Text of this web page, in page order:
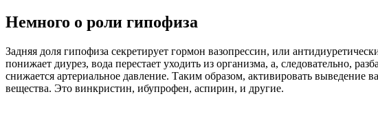
Немного о роли гипофиза
Задняя доля гипофиза секретирует гормон вазопрессин, или
понижает диурез, вода перестает уходить из организма, а, следовательно,
снижается артериальное давление. Таким образом, активировать выведение
вещества. Это винкристин, ибупрофен, аспирин, и другие.